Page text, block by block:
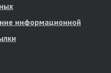
информационной